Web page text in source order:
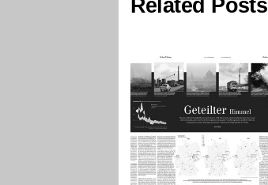
Related Posts